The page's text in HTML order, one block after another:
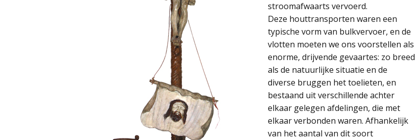
stroomafwaarts vervoerd.
Deze houttransporten waren een
typische vorm van bulkvervoer, en de
vlotten moeten we ons voorstellen als
enorme, drijvende gevaartes: zo breed
als de natuurlijke situatie en de
diverse bruggen het toelieten, en
bestaand uit verschillende achter
elkaar gelegen afdelingen, die met
elkaar verbonden waren. Afhankelijk
van het aantal van dit soort